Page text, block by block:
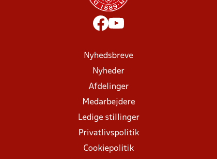
Nyhedsbreve
Nyheder
Afdelinger
Medarbejdere
Ledige stillinger
Privatlivspolitik
Cookiepolitik